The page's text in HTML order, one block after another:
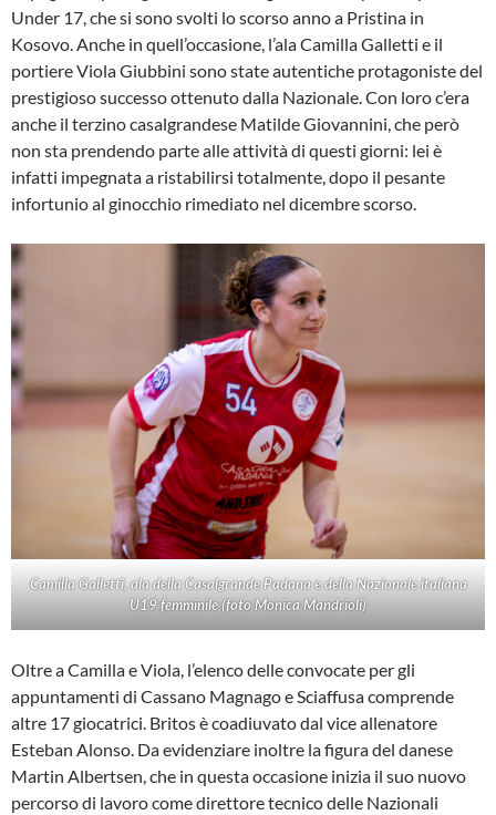
Under 17, che si sono svolti lo scorso anno a Pristina in
Kosovo. Anche in quell’occasione, l’ala Camilla Galletti e il
portiere Viola Giubbini sono state autentiche protagoniste del
prestigioso successo ottenuto dalla Nazionale. Con loro c’era
anche il terzino casalgrandese Matilde Giovannini, che però
non sta prendendo parte alle attività di questi giorni: lei è
infatti impegnata a ristabilirsi totalmente, dopo il pesante
infortunio al ginocchio rimediato nel dicembre scorso.
Camilla Galletti, ala della Casalgrande Padana e della Nazionale italiana
U19 femminile (foto Monica Mandrioli)
Oltre a Camilla e Viola, l’elenco delle convocate per gli
appuntamenti di Cassano Magnago e Sciaffusa comprende
altre 17 giocatrici. Britos è coadiuvato dal vice allenatore
Esteban Alonso. Da evidenziare inoltre la figura del danese
Martin Albertsen, che in questa occasione inizia il suo nuovo
percorso di lavoro come direttore tecnico delle Nazionali